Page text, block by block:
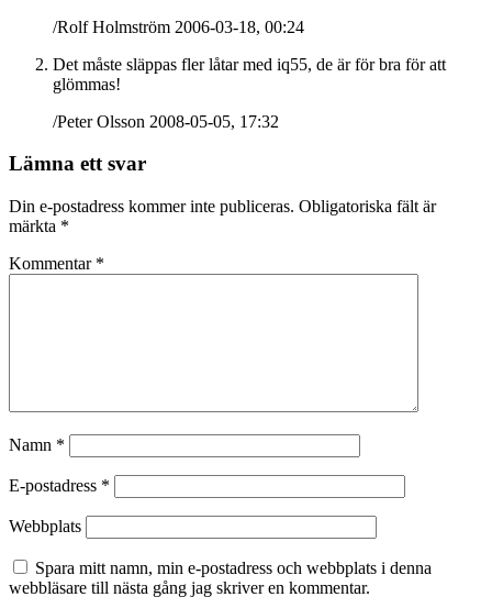
/Rolf Holmström 2006-03-18, 00:24
Det måste släppas fler låtar med iq55, de är för bra för att
glömmas!
/Peter Olsson 2008-05-05, 17:32
Lämna ett svar
Din e-postadress kommer inte publiceras. Obligatoriska fält är
märkta *
Kommentar *
Namn *
E-postadress *
Webbplats
Spara mitt namn, min e-postadress och webbplats i denna
webbläsare till nästa gång jag skriver en kommentar.